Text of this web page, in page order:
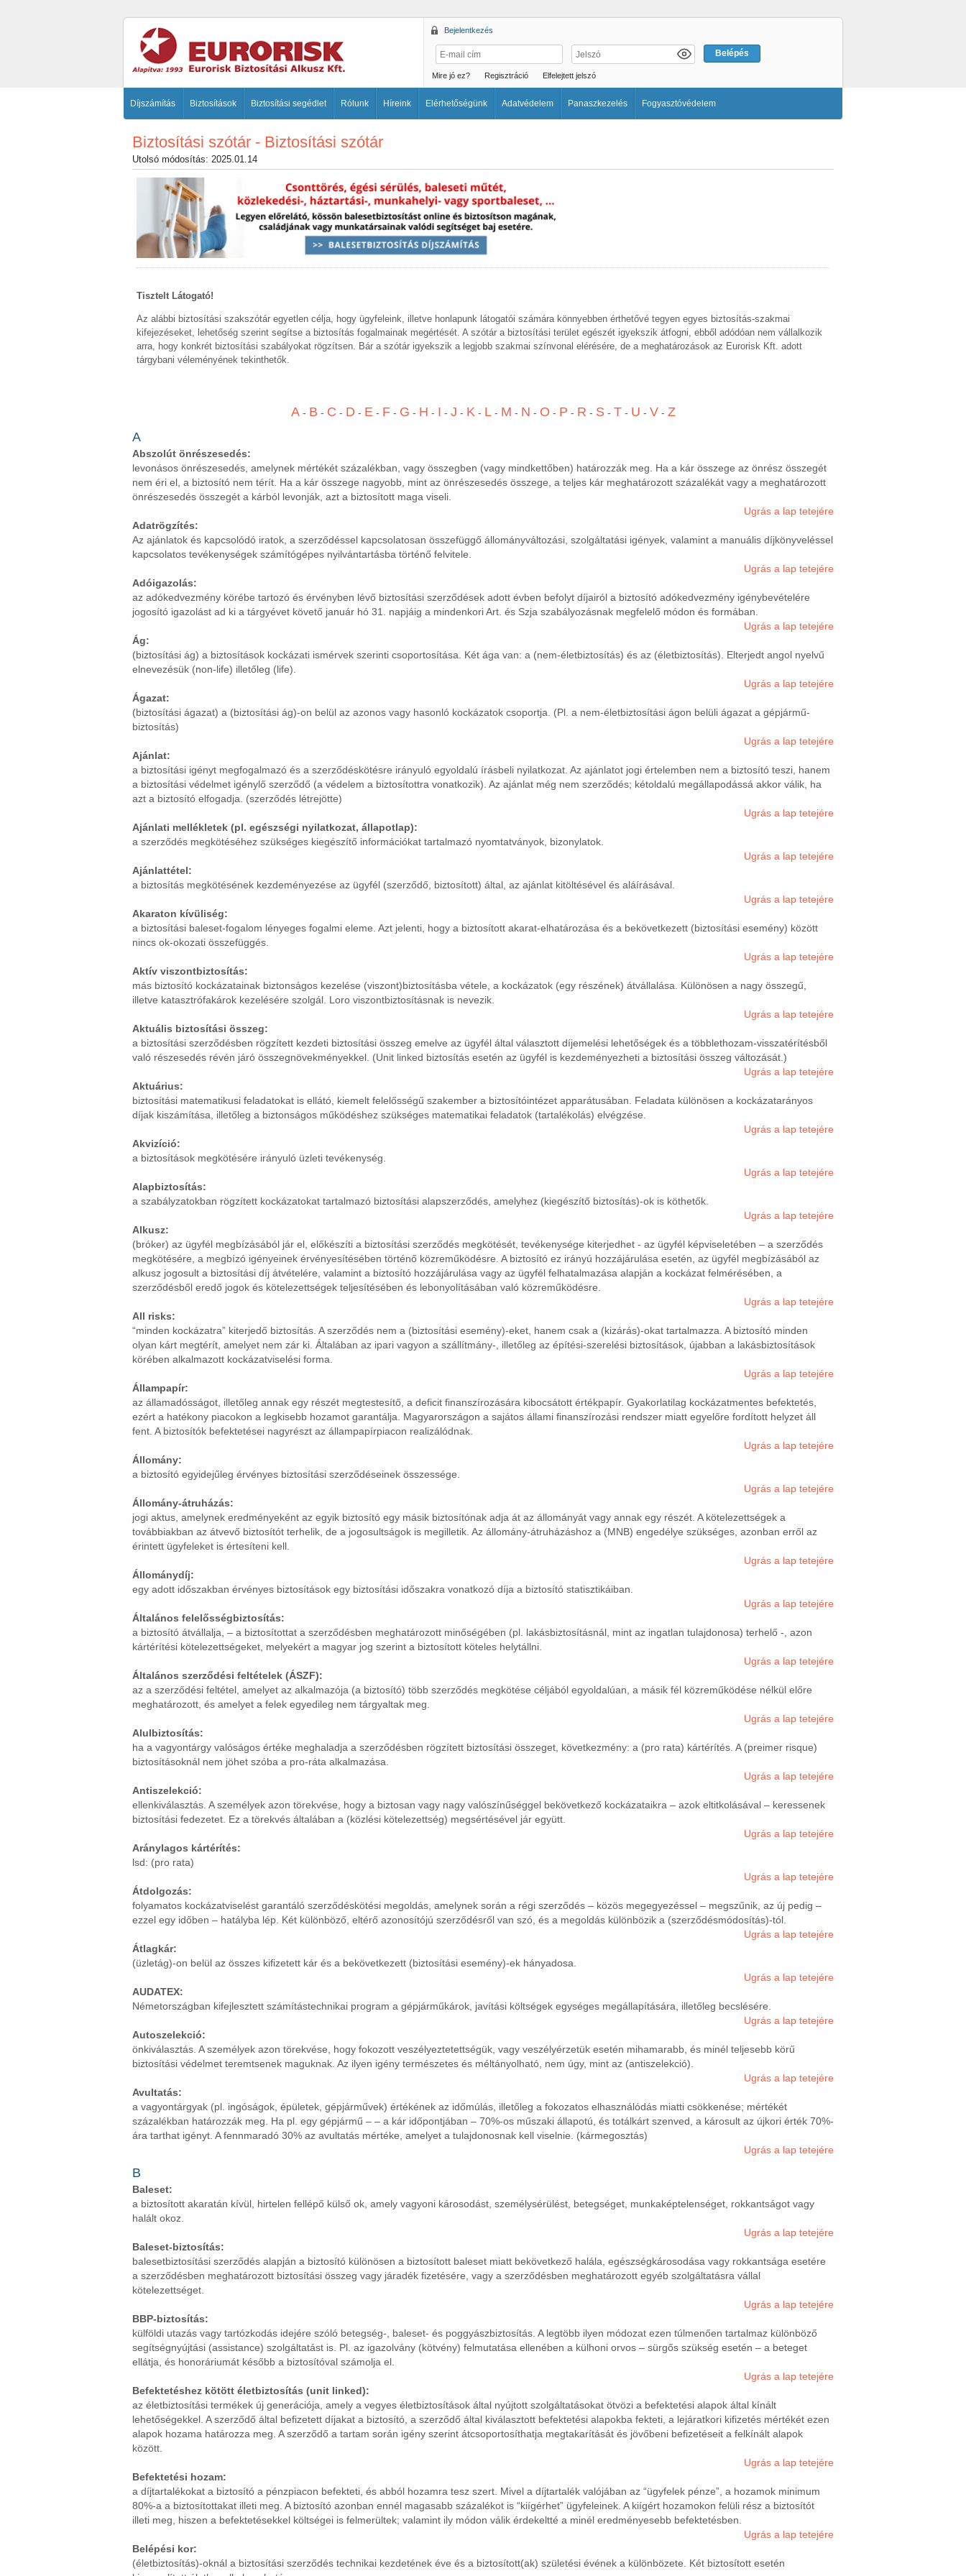
Bejelentkezés
Mire jó ez? Regisztráció Elfelejtett jelszó
Díjszámítás Biztosítások Biztosítási segédlet Rólunk Híreink Elérhetőségünk Adatvédelem Panaszkezelés Fogyasztóvédelem
Biztosítási szótár - Biztosítási szótár
Utolsó módosítás: 2025.01.14
Tisztelt Látogató!
Az alábbi biztosítási szakszótár egyetlen célja, hogy ügyfeleink, illetve honlapunk látogatói számára könnyebben érthetővé tegyen egyes biztosítás-szakmai
kifejezéseket, lehetőség szerint segítse a biztosítás fogalmainak megértését. A szótár a biztosítási terület egészét igyekszik átfogni, ebből adódóan nem vállalkozik
arra, hogy konkrét biztosítási szabályokat rögzítsen. Bár a szótár igyekszik a legjobb szakmai színvonal elérésére, de a meghatározások az Eurorisk Kft. adott
tárgybani véleményének tekinthetők.
A- B - C - D - E - F - G - H - I - J - K - L- M - N - O - P - R - S- T- U - V- Z
A
Abszolút önrészesedés:
levonásos önrészesedés, amelynek mértékét százalékban, vagy összegben (vagy mindkettőben) határozzák meg. Ha a kár összege az önrész összegét
nem éri el, a biztosító nem térít. Ha a kár összege nagyobb, mint az önrészesedés összege, a teljes kár meghatározott százalékát vagy a meghatározott
önrészesedés összegét a kárból levonják, azt a biztosított maga viseli.
Ugrás a lap tetejére
Adatrögzítés:
Az ajánlatok és kapcsolódó iratok, a szerződéssel kapcsolatosan összefüggő állományváltozási, szolgáltatási igények, valamint a manuális díjkönyveléssel
kapcsolatos tevékenységek számítógépes nyilvántartásba történő felvitele.
Ugrás a lap tetejére
Adóigazolás:
az adókedvezmény körébe tartozó és érvényben lévő biztosítási szerződések adott évben befolyt díjairól a biztosító adókedvezmény igénybevételére
jogosító igazolást ad ki a tárgyévet követő január hó 31. napjáig a mindenkori Art. és Szja szabályozásnak megfelelő módon és formában.
Ugrás a lap tetejére
Ág:
(biztosítási ág) a biztosítások kockázati ismérvek szerinti csoportosítása. Két ága van: a (nem-életbiztosítás) és az (életbiztosítás). Elterjedt angol nyelvű
elnevezésük (non-life) illetőleg (life).
Ugrás a lap tetejére
Ágazat:
(biztosítási ágazat) a (biztosítási ág)-on belül az azonos vagy hasonló kockázatok csoportja. (Pl. a nem-életbiztosítási ágon belüli ágazat a gépjármű-
biztosítás)
Ugrás a lap tetejére
Ajánlat:
a biztosítási igényt megfogalmazó és a szerződéskötésre irányuló egyoldalú írásbeli nyilatkozat. Az ajánlatot jogi értelemben nem a biztosító teszi, hanem
a biztosítási védelmet igénylő szerződő (a védelem a biztosítottra vonatkozik). Az ajánlat még nem szerződés; kétoldalú megállapodássá akkor válik, ha
azt a biztosító elfogadja. (szerződés létrejötte)
Ugrás a lap tetejére
Ajánlati mellékletek (pl. egészségi nyilatkozat, állapotlap):
a szerződés megkötéséhez szükséges kiegészítő információkat tartalmazó nyomtatványok, bizonylatok.
Ugrás a lap tetejére
Ajánlattétel:
a biztosítás megkötésének kezdeményezése az ügyfél (szerződő, biztosított) által, az ajánlat kitöltésével és aláírásával.
Ugrás a lap tetejére
Akaraton kívüliség:
a biztosítási baleset-fogalom lényeges fogalmi eleme. Azt jelenti, hogy a biztosított akarat-elhatározása és a bekövetkezett (biztosítási esemény) között
nincs ok-okozati összefüggés.
Ugrás a lap tetejére
Aktív viszontbiztosítás:
más biztosító kockázatainak biztonságos kezelése (viszont)biztosításba vétele, a kockázatok (egy részének) átvállalása. Különösen a nagy összegű,
illetve katasztrófakárok kezelésére szolgál. Loro viszontbiztosításnak is nevezik.
Ugrás a lap tetejére
Aktuális biztosítási összeg:
a biztosítási szerződésben rögzített kezdeti biztosítási összeg emelve az ügyfél által választott díjemelési lehetőségek és a többlethozam-visszatérítésből
való részesedés révén járó összegnövekményekkel. (Unit linked biztosítás esetén az ügyfél is kezdeményezheti a biztosítási összeg változását.)
Ugrás a lap tetejére
Aktuárius:
biztosítási matematikusi feladatokat is ellátó, kiemelt felelősségű szakember a biztosítóintézet apparátusában. Feladata különösen a kockázatarányos
díjak kiszámítása, illetőleg a biztonságos működéshez szükséges matematikai feladatok (tartalékolás) elvégzése.
Ugrás a lap tetejére
Akvizíció:
a biztosítások megkötésére irányuló üzleti tevékenység.
Ugrás a lap tetejére
Alapbiztosítás:
a szabályzatokban rögzített kockázatokat tartalmazó biztosítási alapszerződés, amelyhez (kiegészítő biztosítás)-ok is köthetők.
Ugrás a lap tetejére
Alkusz:
(bróker) az ügyfél megbízásából jár el, előkészíti a biztosítási szerződés megkötését, tevékenysége kiterjedhet - az ügyfél képviseletében – a szerződés
megkötésére, a megbízó igényeinek érvényesítésében történő közreműködésre. A biztosító ez irányú hozzájárulása esetén, az ügyfél megbízásából az
alkusz jogosult a biztosítási díj átvételére, valamint a biztosító hozzájárulása vagy az ügyfél felhatalmazása alapján a kockázat felmérésében, a
szerződésből eredő jogok és kötelezettségek teljesítésében és lebonyolításában való közreműködésre.
Ugrás a lap tetejére
All risks:
“minden kockázatra” kiterjedő biztosítás. A szerződés nem a (biztosítási esemény)-eket, hanem csak a (kizárás)-okat tartalmazza. A biztosító minden
olyan kárt megtérít, amelyet nem zár ki. Általában az ipari vagyon a szállítmány-, illetőleg az építési-szerelési biztosítások, újabban a lakásbiztosítások
körében alkalmazott kockázatviselési forma.
Ugrás a lap tetejére
Állampapír:
az államadósságot, illetőleg annak egy részét megtestesítő, a deficit finanszírozására kibocsátott értékpapír. Gyakorlatilag kockázatmentes befektetés,
ezért a hatékony piacokon a legkisebb hozamot garantálja. Magyarországon a sajátos állami finanszírozási rendszer miatt egyelőre fordított helyzet áll
fent. A biztosítók befektetései nagyrészt az állampapírpiacon realizálódnak.
Ugrás a lap tetejére
Állomány:
a biztosító egyidejűleg érvényes biztosítási szerződéseinek összessége.
Ugrás a lap tetejére
Állomány-átruházás:
jogi aktus, amelynek eredményeként az egyik biztosító egy másik biztosítónak adja át az állományát vagy annak egy részét. A kötelezettségek a
továbbiakban az átvevő biztosítót terhelik, de a jogosultságok is megilletik. Az állomány-átruházáshoz a (MNB) engedélye szükséges, azonban erről az
érintett ügyfeleket is értesíteni kell.
Ugrás a lap tetejére
Állománydíj:
egy adott időszakban érvényes biztosítások egy biztosítási időszakra vonatkozó díja a biztosító statisztikáiban.
Ugrás a lap tetejére
Általános felelősségbiztosítás:
a biztosító átvállalja, – a biztosítottat a szerződésben meghatározott minőségében (pl. lakásbiztosításnál, mint az ingatlan tulajdonosa) terhelő -, azon
kártérítési kötelezettségeket, melyekért a magyar jog szerint a biztosított köteles helytállni.
Ugrás a lap tetejére
Általános szerződési feltételek (ÁSZF):
az a szerződési feltétel, amelyet az alkalmazója (a biztosító) több szerződés megkötése céljából egyoldalúan, a másik fél közreműködése nélkül előre
meghatározott, és amelyet a felek egyedileg nem tárgyaltak meg.
Ugrás a lap tetejére
Alulbiztosítás:
ha a vagyontárgy valóságos értéke meghaladja a szerződésben rögzített biztosítási összeget, következmény: a (pro rata) kártérítés. A (preimer risque)
biztosításoknál nem jöhet szóba a pro-ráta alkalmazása.
Ugrás a lap tetejére
Antiszelekció:
ellenkiválasztás. A személyek azon törekvése, hogy a biztosan vagy nagy valószínűséggel bekövetkező kockázataikra – azok eltitkolásával – keressenek
biztosítási fedezetet. Ez a törekvés általában a (közlési kötelezettség) megsértésével jár együtt.
Ugrás a lap tetejére
Aránylagos kártérítés:
lsd: (pro rata)
Ugrás a lap tetejére
Átdolgozás:
folyamatos kockázatviselést garantáló szerződéskötési megoldás, amelynek során a régi szerződés – közös megegyezéssel – megszűnik, az új pedig –
ezzel egy időben – hatályba lép. Két különböző, eltérő azonosítójú szerződésről van szó, és a megoldás különbözik a (szerződésmódosítás)-tól.
Ugrás a lap tetejére
Átlagkár:
(üzletág)-on belül az összes kifizetett kár és a bekövetkezett (biztosítási esemény)-ek hányadosa.
Ugrás a lap tetejére
AUDATEX:
Németországban kifejlesztett számítástechnikai program a gépjárműkárok, javítási költségek egységes megállapítására, illetőleg becslésére.
Ugrás a lap tetejére
Autoszelekció:
önkiválasztás. A személyek azon törekvése, hogy fokozott veszélyeztetettségük, vagy veszélyérzetük esetén mihamarabb, és minél teljesebb körű
biztosítási védelmet teremtsenek maguknak. Az ilyen igény természetes és méltányolható, nem úgy, mint az (antiszelekció).
Ugrás a lap tetejére
Avultatás:
a vagyontárgyak (pl. ingóságok, épületek, gépjárművek) értékének az időmúlás, illetőleg a fokozatos elhasználódás miatti csökkenése; mértékét
százalékban határozzák meg. Ha pl. egy gépjármű – – a kár időpontjában – 70%-os műszaki állapotú, és totálkárt szenved, a károsult az újkori érték 70%-
ára tarthat igényt. A fennmaradó 30% az avultatás mértéke, amelyet a tulajdonosnak kell viselnie. (kármegosztás)
Ugrás a lap tetejére
B
Baleset:
a biztosított akaratán kívül, hirtelen fellépő külső ok, amely vagyoni károsodást, személysérülést, betegséget, munkaképtelenséget, rokkantságot vagy
halált okoz.
Ugrás a lap tetejére
Baleset-biztosítás:
balesetbiztosítási szerződés alapján a biztosító különösen a biztosított baleset miatt bekövetkező halála, egészségkárosodása vagy rokkantsága esetére
a szerződésben meghatározott biztosítási összeg vagy járadék fizetésére, vagy a szerződésben meghatározott egyéb szolgáltatásra vállal
kötelezettséget.
Ugrás a lap tetejére
BBP-biztosítás:
külföldi utazás vagy tartózkodás idejére szóló betegség-, baleset- és poggyászbiztosítás. A legtöbb ilyen módozat ezen túlmenően tartalmaz különböző
segítségnyújtási (assistance) szolgáltatást is. Pl. az igazolvány (kötvény) felmutatása ellenében a külhoni orvos – sürgős szükség esetén – a beteget
ellátja, és honoráriumát később a biztosítóval számolja el.
Ugrás a lap tetejére
Befektetéshez kötött életbiztosítás (unit linked):
az életbiztosítási termékek új generációja, amely a vegyes életbiztosítások által nyújtott szolgáltatásokat ötvözi a befektetési alapok által kínált
lehetőségekkel. A szerződő által befizetett díjakat a biztosító, a szerződő által kiválasztott befektetési alapokba fekteti, a lejáratkori kifizetés mértékét ezen
alapok hozama határozza meg. A szerződő a tartam során igény szerint átcsoportosíthatja megtakarítását és jövőbeni befizetéseit a felkínált alapok
között.
Ugrás a lap tetejére
Befektetési hozam:
a díjtartalékokat a biztosító a pénzpiacon befekteti, és abból hozamra tesz szert. Mivel a díjtartalék valójában az “ügyfelek pénze”, a hozamok minimum
80%-a a biztosítottakat illeti meg. A biztosító azonban ennél magasabb százalékot is “kiígérhet” ügyfeleinek. A kiígért hozamokon felüli rész a biztosítót
illeti meg, hiszen a befektetésekkel költségei is felmerültek; valamint ily módon válik érdekeltté a minél eredményesebb befektetésben.
Ugrás a lap tetejére
Belépési kor:
(életbiztosítás)-oknál a biztosítási szerződés technikai kezdetének éve és a biztosított(ak) születési évének a különbözete. Két biztosított esetén